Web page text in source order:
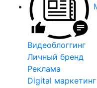
Видеоблоггинг
Личный бренд
Реклама
Digital маркетинг